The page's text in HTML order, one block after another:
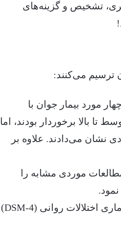
تشخیص و گزینه‌های
ترسیم می‌کنند:
مورد بیمار جوان با
بالا برخوردار بودند، اما
نشان می‌دادند. علاوه بر
موردی مشابه را
سندروم آسپرگر در کتابچه راهنمای تشخیصی و آماری اختلالات روانی (DSM-4)